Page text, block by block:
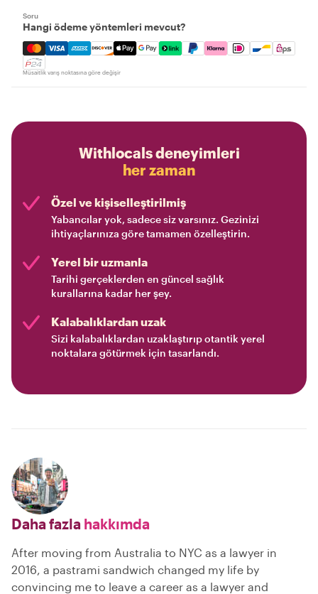
Soru
Hangi ödeme yöntemleri mevcut?
Mastercard, Visa, Amex, Discover, Apple Pay, Google
Müsaitlik varış noktasına göre değişir
Withlocals deneyimleri
her zaman
Özel ve kişiselleştirilmiş
Yabancılar yok, sadece siz varsınız. Gezinizi
ihtiyaçlarınıza göre tamamen özelleştirin.
Yerel bir uzmanla
Tarihi gerçeklerden en güncel sağlık
kurallarına kadar her şey.
Kalabalıklardan uzak
Sizi kalabalıklardan uzaklaştırıp otantik yerel
noktalara götürmek için tasarlandı.
Daha fazla hakkımda
After moving from Australia to NYC as a lawyer in
2016, a pastrami sandwich changed my life by
convincing me to leave a career as a lawyer and